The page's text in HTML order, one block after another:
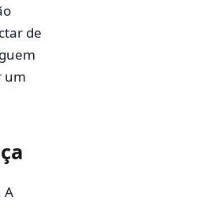
de
um
A